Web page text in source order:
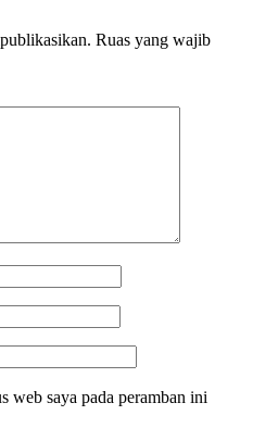
Ruas yang wajib
web saya pada peramban ini